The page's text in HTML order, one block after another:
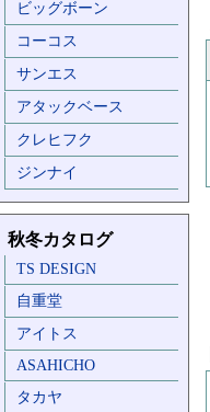
ビッグボーン
コーコス
サンエス
アタックベース
クレヒフク
ジンナイ
秋冬カタログ
TS DESIGN
自重堂
アイトス
ASAHICHO
タカヤ